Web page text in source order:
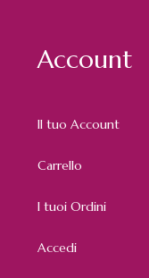
Account
Il tuo Account
Carrello
I tuoi Ordini
Accedi